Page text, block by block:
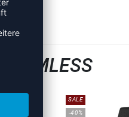
SALE
-40%